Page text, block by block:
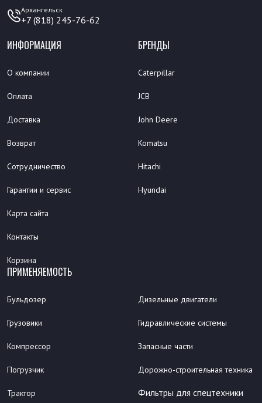
Архангельск
+7 (818) 245-76-62
ИНФОРМАЦИЯ
О компании
Оплата
Доставка
Возврат
Сотрудничество
Гарантии и сервис
Карта сайта
Контакты
Корзина
БРЕНДЫ
Caterpillar
JCB
John Deere
Komatsu
Hitachi
Hyundai
ПРИМЕНЯЕМОСТЬ
Бульдозер
Грузовики
Компрессор
Погрузчик
Трактор
Дизельные двигатели
Гидравлические системы
Запасные части
Дорожно-строительная техника
Фильтры для спецтехники